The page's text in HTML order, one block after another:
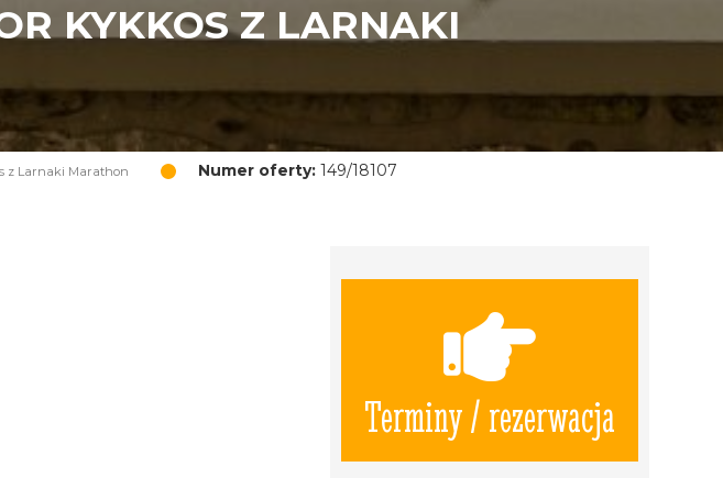
KYKKOS Z LARNAKI
z Larnaki Marathon Numer oferty: 149/18107
Terminy / rezerwacja